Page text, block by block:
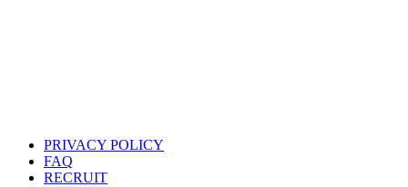
PRIVACY POLICY
FAQ
RECRUIT